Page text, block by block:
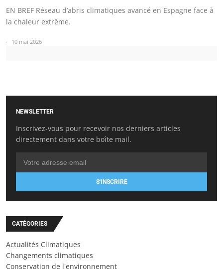
EN BREF Réseau d’abris climatiques avancé en Espagne face à
la chaleur extrême.
10 mai 2026
NEWSLETTER
Inscrivez-vous pour recevoir nos derniers articles
directement dans votre boîte mail.
S'INSCRIRE
CATÉGORIES
Actualités Climatiques
Changements climatiques
Conservation de l'environnement